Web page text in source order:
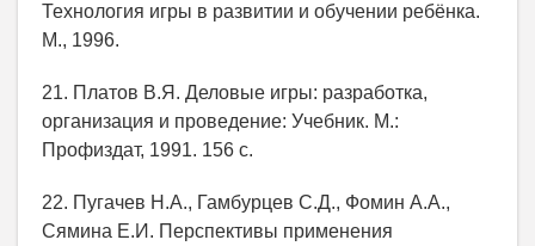
Технология игры в развитии и обучении ребёнка.
М., 1996.
21. Платов В.Я. Деловые игры: разработка,
организация и проведение: Учебник. М.:
Профиздат, 1991. 156 с.
22. Пугачев Н.А., Гамбурцев С.Д., Фомин А.А.,
Сямина Е.И. Перспективы применения